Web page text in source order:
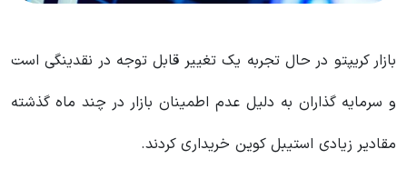
بازار کریپتو در حال تجربه یک تغییر قابل توجه در نقدینگی است
و سرمایه گذاران به دلیل عدم اطمینان بازار در چند ماه گذشته
مقادیر زیادی استیبل کوین خریداری کردند.